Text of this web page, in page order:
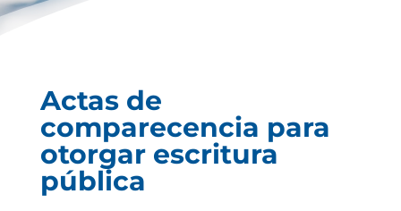
Actas de
comparecencia para
otorgar escritura
pública